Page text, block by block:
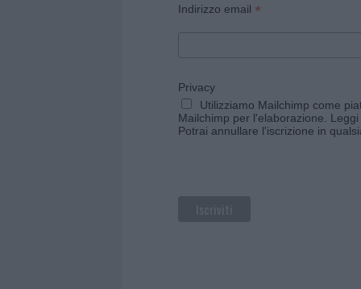
Indirizzo email *
Privacy
Utilizziamo Mailchimp come
Mailchimp per l'elaborazione.
Potrai annullare l'iscrizione in